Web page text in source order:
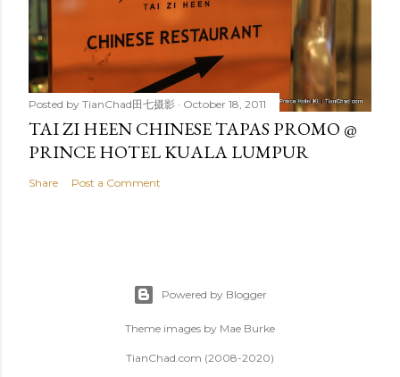
Posted by TianChad田七摄影 October 18, 2011
TAI ZI HEEN CHINESE TAPAS PROMO @
PRINCE HOTEL KUALA LUMPUR
Share Post a Comment
Powered by Blogger
Theme images by Mae Burke
TianChad.com (2008-2020)